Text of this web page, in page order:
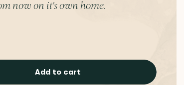
now on it's own home.
Add to cart